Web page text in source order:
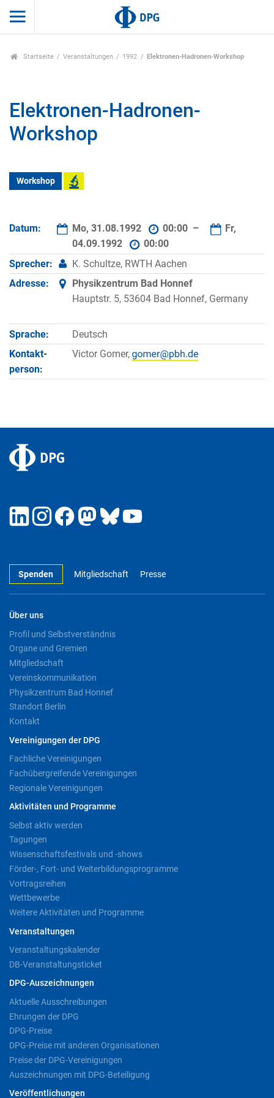
Startseite Veranstaltungen 1992 Elektronen-Hadronen-Workshop
Elektronen-Hadronen-
Workshop
Workshop
Datum: Mo, 31.08.1992 00:00 –
Fr,
04.09.1992
00:00
Sprecher:
K. Schultze, RWTH Aachen
Adresse:
Physikzentrum Bad Honnef
Hauptstr. 5, 53604 Bad Honnef, Germany
Sprache:
Deutsch
Kontakt­
person:
Victor Gomer,
Spenden Mitgliedschaft Presse
Über uns
Profil und Selbstverständnis
Organe und Gremien
Mitgliedschaft
Vereinskommunikation
Physikzentrum Bad Honnef
Standort Berlin
Kontakt
Vereinigungen der DPG
Fachliche Vereinigungen
Fachübergreifende Vereinigungen
Regionale Vereinigungen
Aktivitäten und Programme
Selbst aktiv werden
Tagungen
Wissenschaftsfestivals und -shows
Förder-, Fort- und Weiterbildungsprogramme
Vortragsreihen
Wettbewerbe
Weitere Aktivitäten und Programme
Veranstaltungen
Veranstaltungskalender
DB-Veranstaltungsticket
DPG-Auszeichnungen
Aktuelle Ausschreibungen
Ehrungen der DPG
DPG-Preise
DPG-Preise mit anderen Organisationen
Preise der DPG-Vereinigungen
Auszeichnungen mit DPG-Beteiligung
Veröffentlichungen